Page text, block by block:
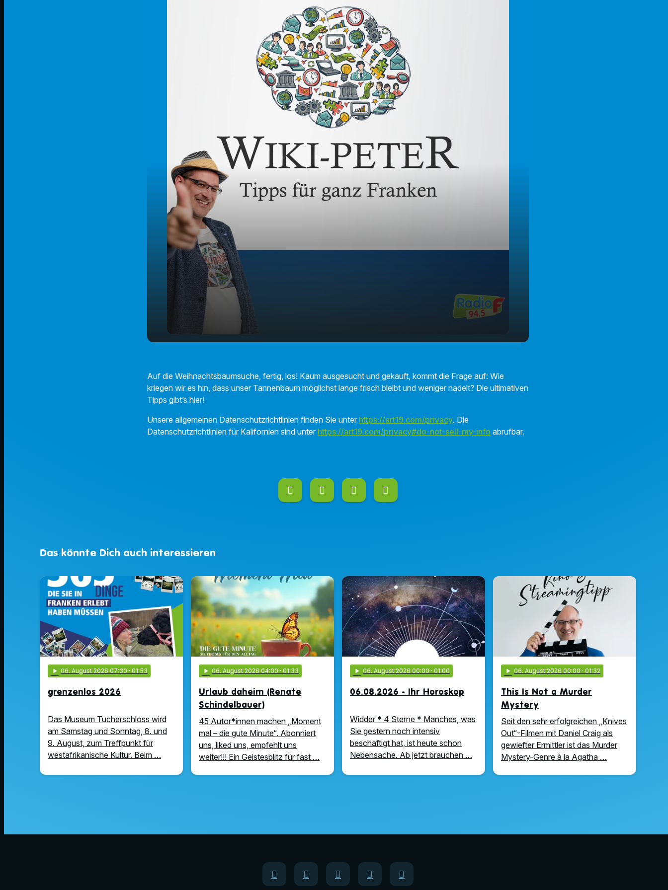
Auf die Weihnachtsbaumsuche, fertig, los! Kaum ausgesucht und gekauft, kommt die Frage auf: Wie
kriegen wir es hin, dass unser Tannenbaum möglichst lange frisch bleibt und weniger nadelt? Die ultimativen
Tipps gibt’s hier!
Unsere allgemeinen Datenschutzrichtlinien finden Sie unter https://art19.com/privacy. Die
Datenschutzrichtlinien für Kalifornien sind unter https://art19.com/privacy#do-not-sell-my-info abrufbar.
Das könnte Dich auch interessieren
play_arrow 06. August 2026 07:30 · 01:53
grenzenlos 2026
Das Museum Tucherschloss wird
am Samstag und Sonntag, 8. und
9. August, zum Treffpunkt für
westafrikanische Kultur. Beim …
play_arrow 06. August 2026 04:00 · 01:33
Urlaub daheim (Renate
Schindelbauer)
45 Autor*innen machen „Moment
mal – die gute Minute“. Abonniert
uns, liked uns, empfehlt uns
weiter!!! Ein Geistesblitz für fast …
play_arrow 06. August 2026 00:00 · 01:00
06.08.2026 - Ihr Horoskop
Widder * 4 Sterne * Manches, was
Sie gestern noch intensiv
beschäftigt hat, ist heute schon
Nebensache. Ab jetzt brauchen …
play_arrow 06. August 2026 00:00 · 01:32
This Is Not a Murder
Mystery
Seit den sehr erfolgreichen „Knives
Out“-Filmen mit Daniel Craig als
gewiefter Ermittler ist das Murder
Mystery-Genre à la Agatha …